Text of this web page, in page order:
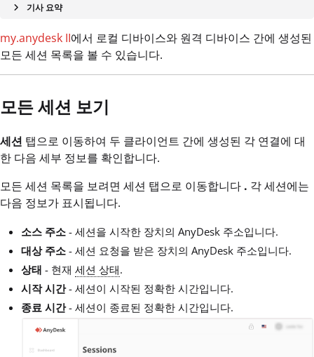
기사 요약
my.anydesk II에서 로컬 디바이스와 원격 디바이스 간에 생성된
모든 세션 목록을 볼 수 있습니다.
모든 세션 보기
세션 탭으로 이동하여 두 클라이언트 간에 생성된 각 연결에 대
한 다음 세부 정보를 확인합니다.
모든 세션 목록을 보려면 세션 탭으로 이동합니다 . 각 세션에는
다음 정보가 표시됩니다.
소스 주소 - 세션을 시작한 장치의 AnyDesk 주소입니다.
대상 주소 - 세션 요청을 받은 장치의 AnyDesk 주소입니다.
상태 - 현재 세션 상태.
시작 시간- 세션이 시작된 정확한 시간입니다.
종료 시간- 세션이 종료된 정확한 시간입니다.